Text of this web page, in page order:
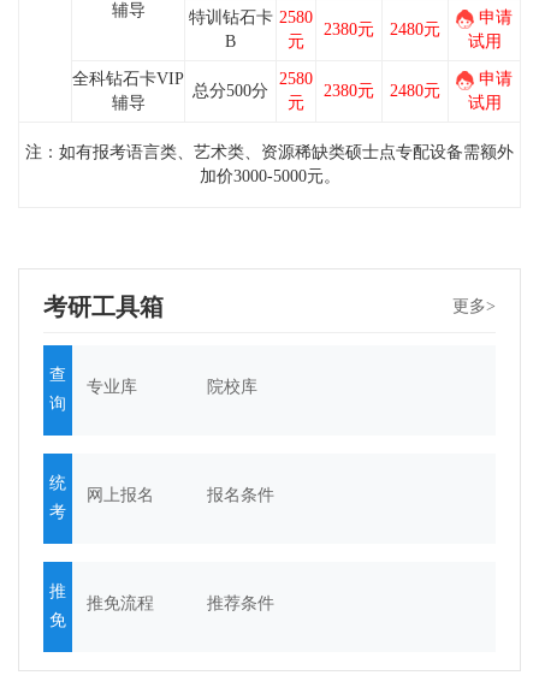
辅导
特训钻石卡
B
2580
元
2380元 2480元
申请
试用
全科钻石卡VIP
辅导
总分500分
2580
元
2380元 2480元
申请
试用
注： 如有报考语言类、艺术类、资源稀缺类硕士点专配设备需额外
加价3000-5000元。
考研工具箱 更多>
查
询
专业库 院校库
统
考
网上报名 报名条件
推
免
推免流程 推荐条件